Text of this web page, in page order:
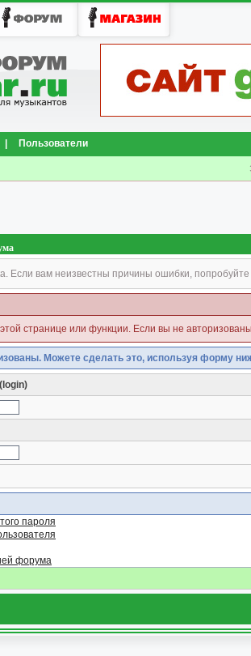
Пользователи
Если вам неизвестны причины ошибки, попробуйте
странице или функции. Если вы не
Можете сделать это, используя форму
пароля
форума